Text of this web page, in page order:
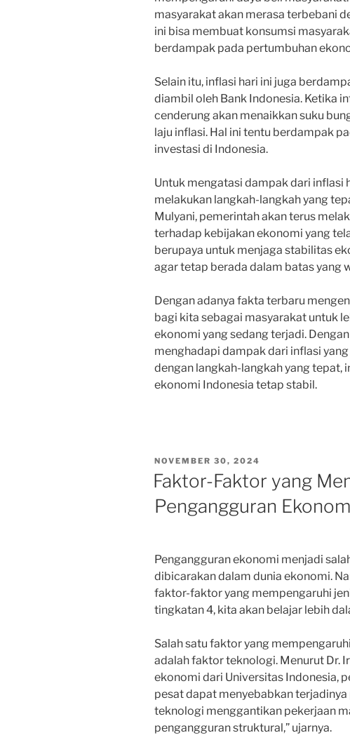
masyarakat akan merasa terbebani
ini bisa membuat konsumsi
berdampak pada pertumbuhan
Selain itu, inflasi hari ini juga
diambil oleh Bank Indonesia. Ketika
cenderung akan menaikkan suku
laju inflasi. Hal ini tentu berdampak
investasi di Indonesia.
Untuk mengatasi dampak dari inflasi
melakukan langkah-langkah yang
Mulyani, pemerintah akan terus
terhadap kebijakan ekonomi yang
berupaya untuk menjaga stabilitas
agar tetap berada dalam batas yang
Dengan adanya fakta terbaru
bagi kita sebagai masyarakat untuk
ekonomi yang sedang terjadi.
menghadapi dampak dari inflasi
dengan langkah-langkah yang tepat,
ekonomi Indonesia tetap stabil.
POSTED
NOVEMBER 30, 2024
Faktor-Faktor yang
Pengangguran
Pengangguran ekonomi menjadi
dibicarakan dalam dunia ekonomi.
faktor-faktor yang mempengaruhi
tingkatan 4, kita akan belajar lebih
Salah satu faktor yang
adalah faktor teknologi. Menurut Dr.
ekonomi dari Universitas Indonesia,
pesat dapat menyebabkan
teknologi menggantikan pekerjaan
pengangguran struktural,” ujarnya.